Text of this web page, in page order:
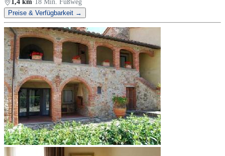
1,4 km · 18 Min. Fußweg
Preise & Verfügbarkeit →